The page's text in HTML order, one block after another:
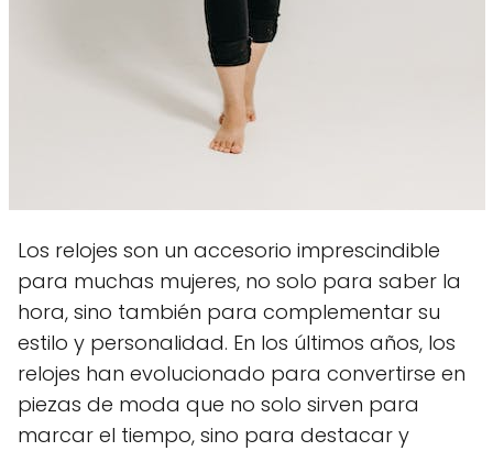
Los relojes son un accesorio imprescindible
para muchas mujeres, no solo para saber la
hora, sino también para complementar su
estilo y personalidad. En los últimos años, los
relojes han evolucionado para convertirse en
piezas de moda que no solo sirven para
marcar el tiempo, sino para destacar y